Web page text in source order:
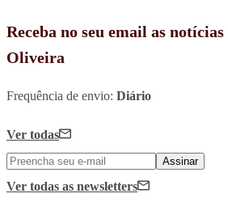
Receba no seu email as
Oliveira
Frequência de envio: Diário
Ver todas
Assinar
Ver todas as newsletters